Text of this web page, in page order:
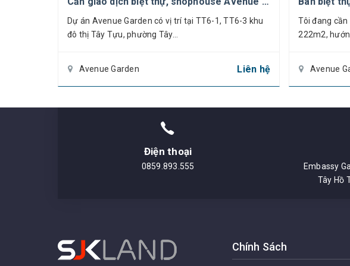
+ LKC41 là căn hộ có mặt tiền rộng, vuống vắn, vị trí lô
+ Giá thuê: Thỏa thuận
Chi tiết tham quan cụ thể xin vui lòng liên hệ Công ty CP
Dự án Avenue Garden có vị trí tại TT6-1, TT6-3 khu
đô thị Tây Tựu, phường Tây...
Avenue Garden Liên hệ
Tôi đang
222m2,
Avenue
Điện thoại
0859.893.555
Embassy
Tây Hồ
Chính Sách